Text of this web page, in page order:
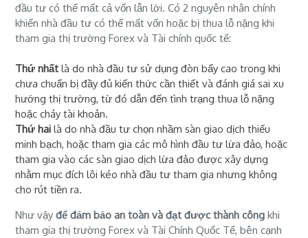
đầu tư có thể mất cả vốn lẫn lời. Có 2 nguyên nhân chính
khiến nhà đầu tư có thể mất vốn hoặc bị thua lỗ nặng khi
tham gia thị trường Forex và Tài chính quốc tế:
Thứ nhất là do nhà đầu tư sử dụng đòn bẩy cao trong khi
chưa chuẩn bị đầy đủ kiến thức cần thiết và đánh giá sai xu
hướng thị trường, từ đó dẫn đến tình trạng thua lỗ nặng
hoặc cháy tài khoản.
Thứ hai là do nhà đầu tư chọn nhầm sàn giao dịch thiếu
minh bạch, hoặc tham gia các mô hình đầu tư lừa đảo, hoặc
tham gia vào các sàn giao dịch lừa đảo được xây dựng
nhằm mục đích lôi kéo nhà đầu tư tham gia nhưng không
cho rút tiền ra.
Như vậyđể đảm bảo an toàn và đạt được thành công khi
tham gia thị trường Forex và Tài Chính Quốc Tế, bên cạnh